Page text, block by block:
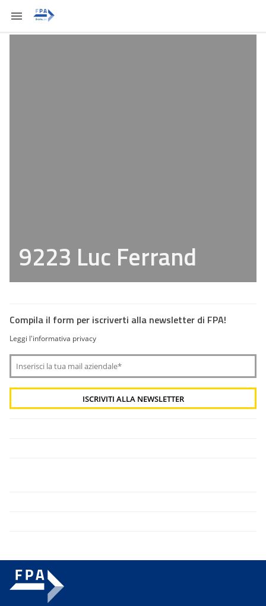
9223 Luc Ferrand
Compila il form per iscriverti alla newsletter di FPA!
Leggi l'informativa privacy